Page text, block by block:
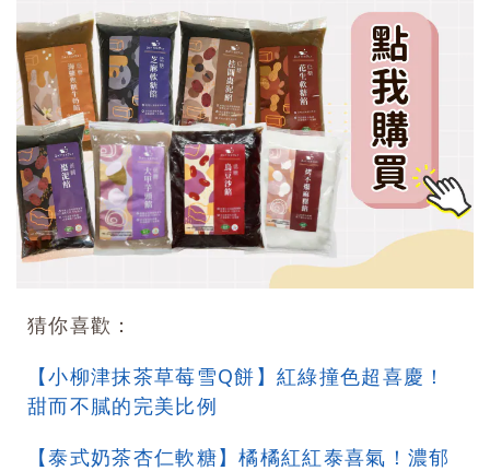
猜你喜歡：
【小柳津抹茶草莓雪Q餅】紅綠撞色超喜慶！
甜而不膩的完美比例
【泰式奶茶杏仁軟糖】橘橘紅紅泰喜氣！濃郁